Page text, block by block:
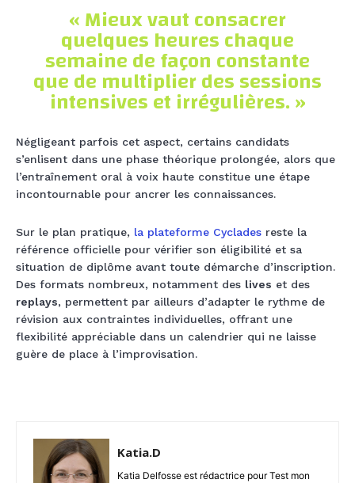
« Mieux vaut consacrer
quelques heures chaque
semaine de façon constante
que de multiplier des sessions
intensives et irrégulières. »
Négligeant parfois cet aspect, certains candidats
s’enlisent dans une phase théorique prolongée, alors que
l’entraînement oral à voix haute constitue une étape
incontournable pour ancrer les connaissances.
Sur le plan pratique, la plateforme Cyclades reste la
référence officielle pour vérifier son éligibilité et sa
situation de diplôme avant toute démarche d’inscription.
Des formats nombreux, notamment des lives et des
replays, permettent par ailleurs d’adapter le rythme de
révision aux contraintes individuelles, offrant une
flexibilité appréciable dans un calendrier qui ne laisse
guère de place à l’improvisation.
Katia.D
Katia Delfosse est rédactrice pour Test mon